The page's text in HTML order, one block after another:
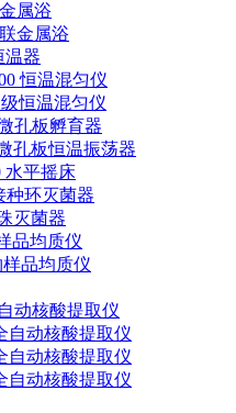
属浴
金属浴
温器
恒温混匀仪
恒温混匀仪
孔板孵育器
孔板恒温振荡器
水平摇床
种环灭菌器
灭菌器
品均质仪
样品均质仪
动核酸提取仪
自动核酸提取仪
自动核酸提取仪
自动核酸提取仪